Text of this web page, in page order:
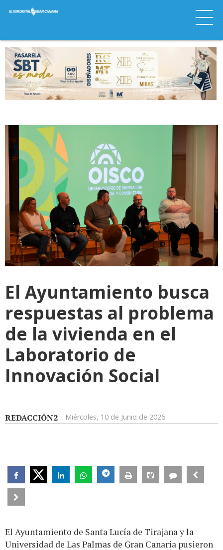
El Ayuntamiento busca
respuestas al problema
de la vivienda en el
Laboratorio de
Innovación Social
REDACCIÓN2 Miércoles, 10 de Junio de 2026
El Ayuntamiento de Santa Lucía de Tirajana y la
Universidad de Las Palmas de Gran Canaria pusieron